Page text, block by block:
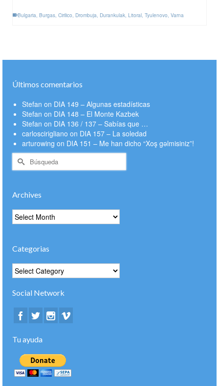
Bulgaria, Burgas, Cirilico, Drombuja, Durankulak, Litoral, Tyulenovo, Varna
Últimos comentarios
Stefan on DIA 149 – Algunas estadísticas
Stefan on DIA 148 – El Monte Kazbek
Stefan on DIA 136 / 137 – Sabías que …
carloscirigliano on DIA 157 – La soledad
arturowing on DIA 151 – Me han dicho “Xoş gəlmisiniz”!
Buscar
por:
Archives
Archives
Categorias
Categorias
Social Network
Tu ayuda